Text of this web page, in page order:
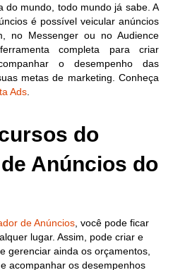
do mundo, todo mundo já sabe. A
é possível veicular anúncios
no Messenger ou no Audience
completa para criar
o desempenho das
metas de marketing. Conheça
Ads
do
Anúncios do
de Anúncios , você pode ficar
lugar. Assim, pode criar e
gerenciar ainda os orçamentos,
acompanhar os desempenhos